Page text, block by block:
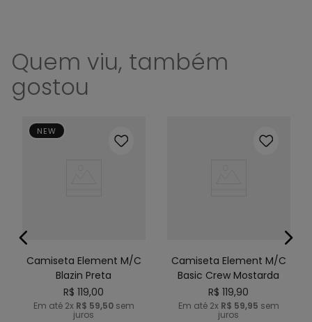
Quem viu, também
gostou
NEW
Camiseta Element M/C
Blazin Preta
R$ 119,00
Em até 2x R$ 59,50sem
juros
Camiseta Element M/C
Basic Crew Mostarda
R$ 119,90
Em até 2x R$ 59,95 sem
juros